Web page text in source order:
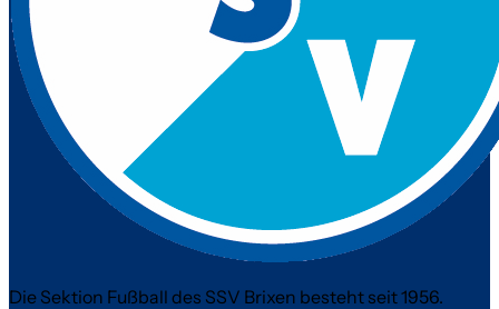
Die Sektion Fußball des SSV Brixen besteht seit 1956.